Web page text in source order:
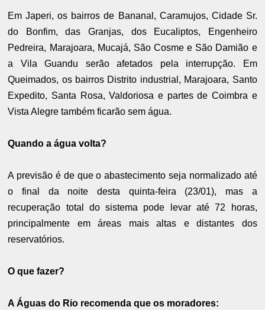
Em Japeri, os bairros de Bananal, Caramujos, Cidade Sr.
do Bonfim, das Granjas, dos Eucaliptos, Engenheiro
Pedreira, Marajoara, Mucajá, São Cosme e São Damião e
a Vila Guandu serão afetados pela interrupção. Em
Queimados, os bairros Distrito industrial, Marajoara, Santo
Expedito, Santa Rosa, Valdoriosa e partes de Coimbra e
Vista Alegre também ficarão sem água.
Quando a água volta?
A previsão é de que o abastecimento seja normalizado até
o final da noite desta quinta-feira (23/01), mas a
recuperação total do sistema pode levar até 72 horas,
principalmente em áreas mais altas e distantes dos
reservatórios.
O que fazer?
A Águas do Rio recomenda que os moradores: